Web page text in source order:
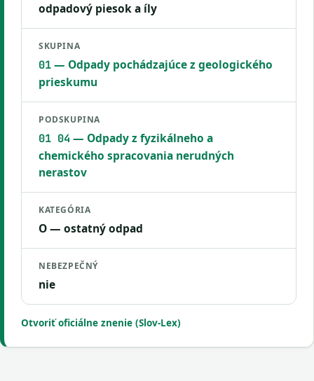
odpadový piesok a íly
SKUPINA
01— Odpady pochádzajúce z geologického
prieskumu
PODSKUPINA
01 04 — Odpady z fyzikálneho a
chemického spracovania nerudných
nerastov
KATEGÓRIA
O — ostatný odpad
NEBEZPEČNÝ
nie
Otvoriť oficiálne znenie (Slov-Lex)